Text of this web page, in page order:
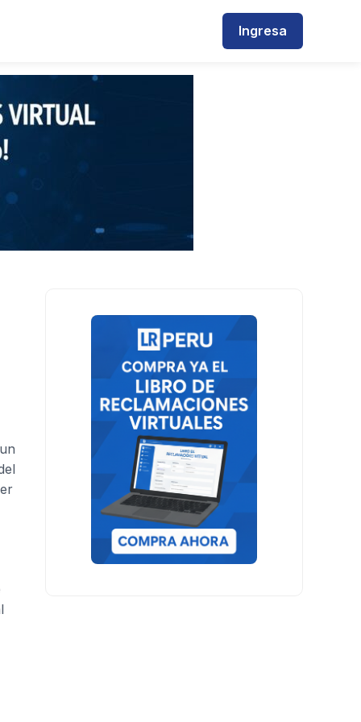
Ingresa